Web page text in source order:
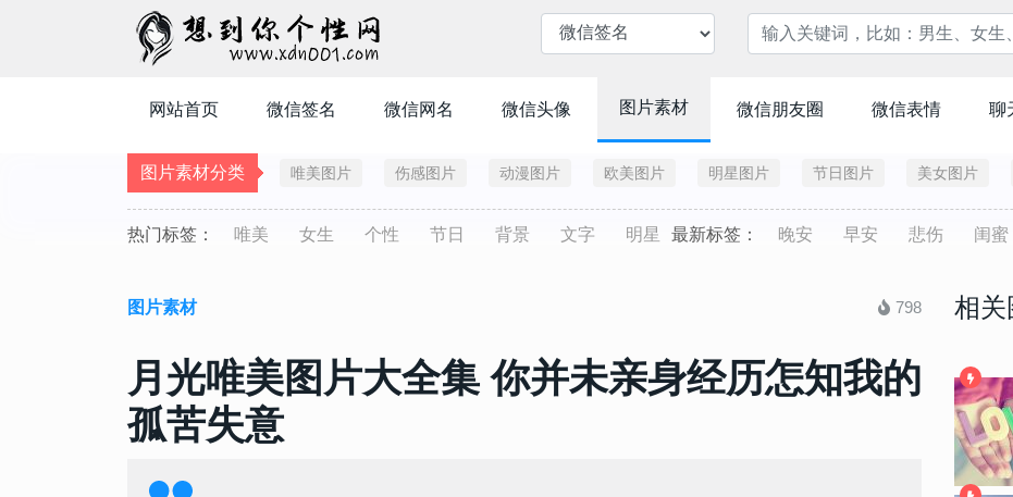
网站首页 微信签名 微信网名 微信头像 图片素材 微信朋友圈 微信表情 聊
图片素材分类 唯美图片 伤感图片 动漫图片 欧美图片 明星图片 节日图片 美女图片
热门标签： 唯美 女生 个性 节日 背景 文字 明星 最新标签： 晚安 早安 悲伤 闺蜜
图片素材 798
月光唯美图片大全集 你并未亲身经历怎知我的
孤苦失意
相关